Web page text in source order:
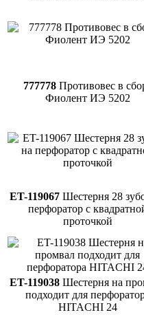
777778Противовес в
Фиолент ИЭ 5202
ET-119067 Шестерня 28
перфоратор с
проточкой
ET-119038 Шестерня на
подходит для
HITACHI 24